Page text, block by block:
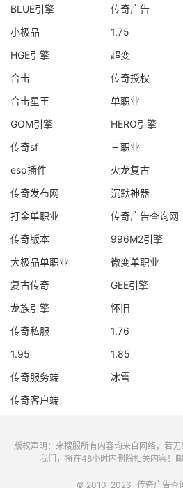
BLUE引擎 传奇广告
小极品
1.75
HGE引擎
超变
合击
传奇授权
合击星王
单职业
GOM引擎
HERO引擎
传奇sf
三职业
esp插件
火龙复古
传奇发布网
沉默神器
打金单职业
传奇广告查询网
传奇版本
996M2引擎
大极品单职业
微变单职业
复古传奇
GEE引擎
龙族引擎
怀旧
传奇私服
1.76
1.95
1.85
传奇服务端
冰雪
传奇客户端
版权声明：来搜服所有内容均来自网络，若
我们，将在48小时内删除相关内容！
© 2010-2026 传奇广告查